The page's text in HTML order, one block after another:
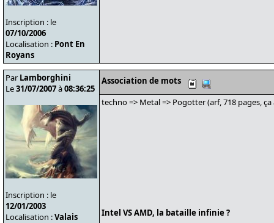
Inscription : le
07/10/2006
Localisation : Pont En
Royans
Par Lamborghini
Le31/07/2007à08:36:25
Inscription : le
12/01/2003
Localisation :Valais
Association de mots
techno => Metal => Pogotter (arf, 718 pages, ça
Intel VS AMD, la bataille infinie ?